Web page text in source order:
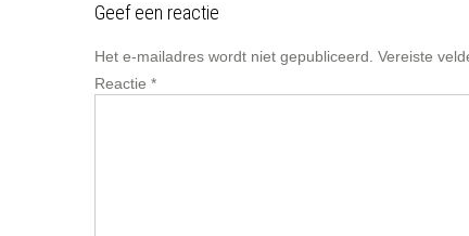
Geef een reactie
Het e-mailadres wordt niet gepubliceerd. Vereiste
Reactie *